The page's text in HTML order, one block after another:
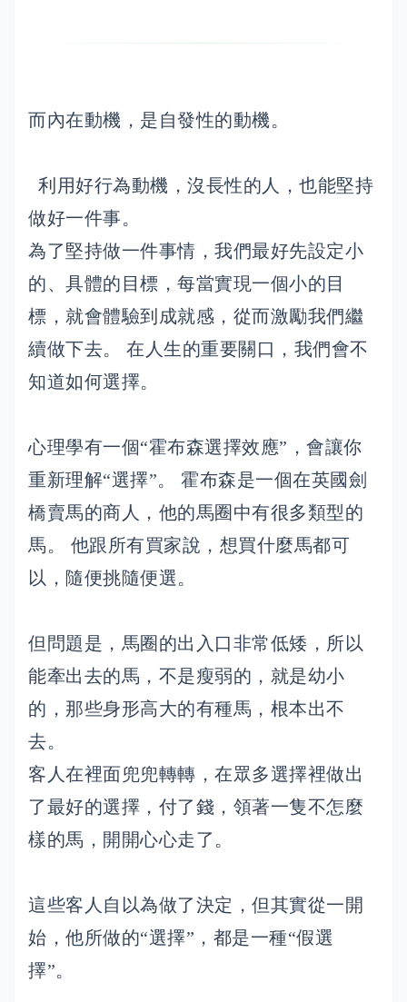
而內在動機，是自發性的動機。
利用好行為動機，沒長性的人，也能堅持
做好一件事。
為了堅持做一件事情，我們最好先設定小
的、具體的目標，每當實現一個小的目
標，就會體驗到成就感，從而激勵我們繼
續做下去。 在人生的重要關口，我們會不
知道如何選擇。
心理學有一個“霍布森選擇效應”，會讓你
重新理解“選擇”。 霍布森是一個在英國劍
橋賣馬的商人，他的馬圈中有很多類型的
馬。 他跟所有買家說，想買什麼馬都可
以，隨便挑隨便選。
但問題是，馬圈的出入口非常低矮，所以
能牽出去的馬，不是瘦弱的，就是幼小
的，那些身形高大的有種馬，根本出不
去。
客人在裡面兜兜轉轉，在眾多選擇裡做出
了最好的選擇，付了錢，領著一隻不怎麼
樣的馬，開開心心走了。
這些客人自以為做了決定，但其實從一開
始，他所做的“選擇”，都是一種“假選
擇”。